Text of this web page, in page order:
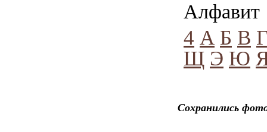
Алфавит
4 А Б В
Щ Э Ю
Сохранились